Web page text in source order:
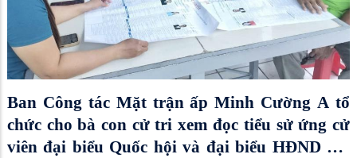
Ban Công tác Mặt trận ấp Minh Cường A tổ
chức cho bà con cử tri xem đọc tiểu sử ứng cử
viên đại biểu Quốc hội và đại biểu HĐND các